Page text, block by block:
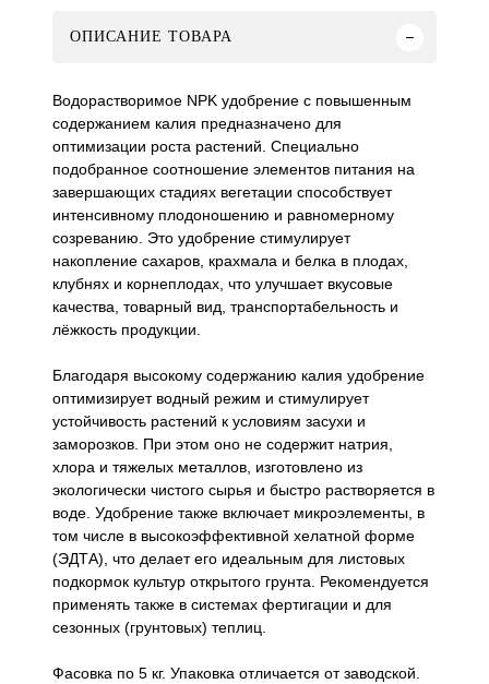
ОПИСАНИЕ ТОВАРА
Водорастворимое NPK удобрение с повышенным
содержанием калия предназначено для
оптимизации роста растений. Специально
подобранное соотношение элементов питания на
завершающих стадиях вегетации способствует
интенсивному плодоношению и равномерному
созреванию. Это удобрение стимулирует
накопление сахаров, крахмала и белка в плодах,
клубнях и корнеплодах, что улучшает вкусовые
качества, товарный вид, транспортабельность и
лёжкость продукции.
Благодаря высокому содержанию калия удобрение
оптимизирует водный режим и стимулирует
устойчивость растений к условиям засухи и
заморозков. При этом оно не содержит натрия,
хлора и тяжелых металлов, изготовлено из
экологически чистого сырья и быстро растворяется в
воде. Удобрение также включает микроэлементы, в
том числе в высокоэффективной хелатной форме
(ЭДТА), что делает его идеальным для листовых
подкормок культур открытого грунта. Рекомендуется
применять также в системах фертигации и для
сезонных (грунтовых) теплиц.
Фасовка по 5 кг. Упаковка отличается от заводской.